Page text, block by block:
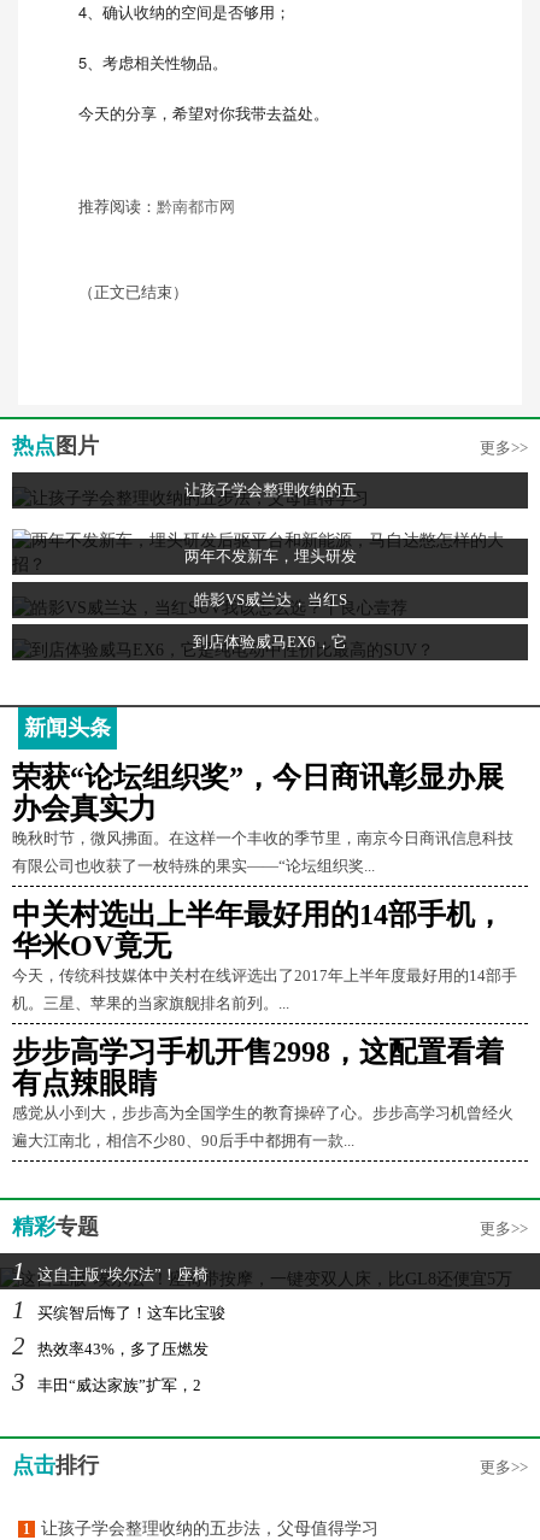
4、确认收纳的空间是否够用；
5、考虑相关性物品。
今天的分享，希望对你我带去益处。
推荐阅读： 黔南都市网
（正文已结束）
热点 图片 更多>>
让孩子学会整理收纳的五
两年不发新车，埋头研发
皓影VS威兰达，当红S
到店体验威马EX6，它
新闻头条
荣获“论坛组织奖”，今日商讯彰显办展
办会真实力
晚秋时节，微风拂面。在这样一个丰收的季节里，南京今日商讯信息科技
有限公司也收获了一枚特殊的果实——“论坛组织奖...
中关村选出上半年最好用的14部手机，
华米OV竟无
今天，传统科技媒体中关村在线评选出了2017年上半年度最好用的14部手
机。三星、苹果的当家旗舰排名前列。...
步步高学习手机开售2998，这配置看着
有点辣眼睛
感觉从小到大，步步高为全国学生的教育操碎了心。步步高学习机曾经火
遍大江南北，相信不少80、90后手中都拥有一款...
精彩专题 更多>>
1 这自主版“埃尔法”！座椅
1 买缤智后悔了！这车比宝骏
2 热效率43%，多了压燃发
3 丰田“威达家族”扩军，2
点击排行 更多>>
1 让孩子学会整理收纳的五步法，父母值得学习